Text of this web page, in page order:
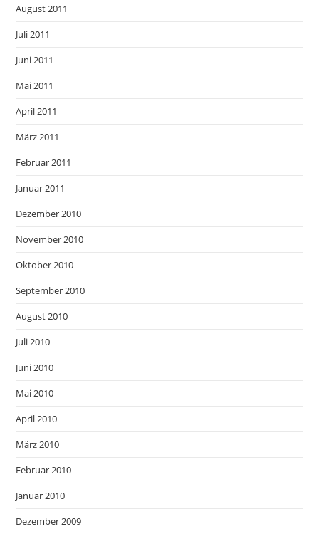
August 2011
Juli 2011
Juni 2011
Mai 2011
April 2011
März 2011
Februar 2011
Januar 2011
Dezember 2010
November 2010
Oktober 2010
September 2010
August 2010
Juli 2010
Juni 2010
Mai 2010
April 2010
März 2010
Februar 2010
Januar 2010
Dezember 2009